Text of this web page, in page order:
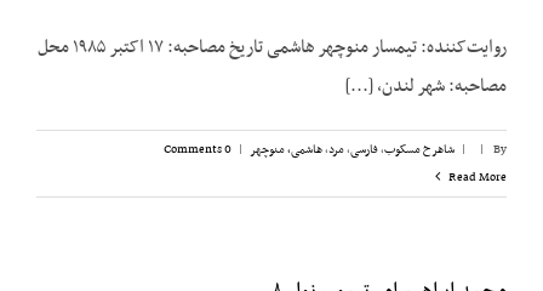
روایت‌کننده: تیمسار منوچهر هاشمی تاریخ مصاحبه: ۱۷ اکتبر ۱۹۸۵ محل
مصاحبه: شهر لندن، [...]
By
|
| شاهرخ مسکوب,فارسی,مرد,هاشمی، منوچهر |
0 Comments
Read More